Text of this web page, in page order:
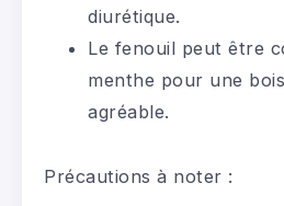
diurétique.
Le fenouil peut être
menthe pour une
agréable.
Précautions à noter :